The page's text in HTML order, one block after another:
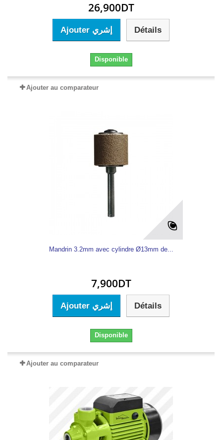
26,900DT
Ajouter إشري Détails
Disponible
Ajouter au comparateur
Mandrin 3.2mm avec cylindre Ø13mm de...
7,900DT
Ajouter إشري Détails
Disponible
Ajouter au comparateur